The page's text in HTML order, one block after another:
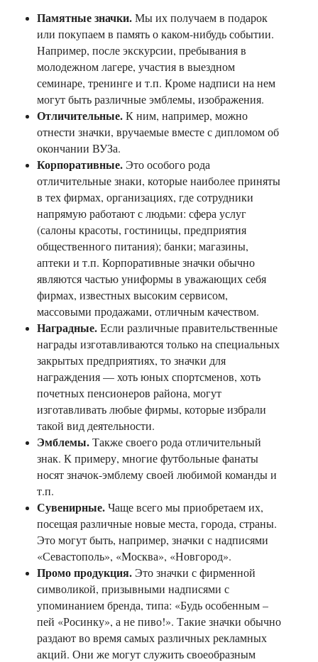
Памятные значки.Мы их получаем в подарок
или покупаем в память о каком-нибудь событии.
Например, после экскурсии, пребывания в
молодежном лагере, участия в выездном
семинаре, тренинге и т.п. Кроме надписи на нем
могут быть различные эмблемы, изображения.
Отличительные.К ним, например, можно
отнести значки, вручаемые вместе с дипломом об
окончании ВУЗа.
Корпоративные. Это особого рода
отличительные знаки, которые наиболее приняты
в тех фирмах, организациях, где сотрудники
напрямую работают с людьми: сфера услуг
(салоны красоты, гостиницы, предприятия
общественного питания); банки; магазины,
аптеки и т.п. Корпоративные значки обычно
являются частью униформы в уважающих себя
фирмах, известных высоким сервисом,
массовыми продажами, отличным качеством.
Наградные.Если различные правительственные
награды изготавливаются только на специальных
закрытых предприятиях, то значки для
награждения — хоть юных спортсменов, хоть
почетных пенсионеров района, могут
изготавливать любые фирмы, которые избрали
такой вид деятельности.
Эмблемы.Также своего рода отличительный
знак. К примеру, многие футбольные фанаты
носят значок-эмблему своей любимой команды и
т.п.
Сувенирные.Чаще всего мы приобретаем их,
посещая различные новые места, города, страны.
Это могут быть, например, значки с надписями
«Севастополь», «Москва», «Новгород».
Промо продукция. Это значки с фирменной
символикой, призывными надписями с
упоминанием бренда, типа: «Будь особенным –
пей «Росинку», а не пиво!». Такие значки обычно
раздают во время самых различных рекламных
акций. Они же могут служить своеобразным